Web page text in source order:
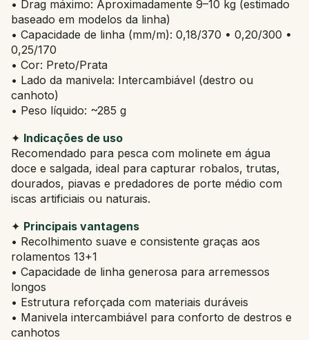
• Drag máximo: Aproximadamente 9–10 kg (estimado
baseado em modelos da linha)
• Capacidade de linha (mm/m): 0,18/370 • 0,20/300 •
0,25/170
• Cor: Preto/Prata
• Lado da manivela: Intercambiável (destro ou
canhoto)
• Peso líquido: ~285 g
✦ Indicações de uso
Recomendado para pesca com molinete em água
doce e salgada, ideal para capturar robalos, trutas,
dourados, piavas e predadores de porte médio com
iscas artificiais ou naturais.
✦ Principais vantagens
• Recolhimento suave e consistente graças aos
rolamentos 13+1
• Capacidade de linha generosa para arremessos
longos
• Estrutura reforçada com materiais duráveis
• Manivela intercambiável para conforto de destros e
canhotos